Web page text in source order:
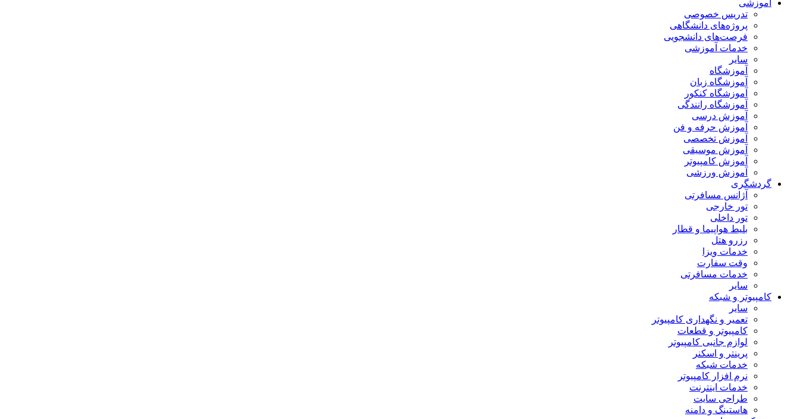
آموزشی
تدریس خصوصی
پروژه‌های دانشگاهی
فرصت‌های دانشجویی
خدمات آموزشی
سایر
آموزشگاه
آموزشگاه زبان
آموزشگاه کنکور
آموزشگاه رانندگی
آموزش درسی
آموزش حرفه و فن
آموزش تخصصی
آموزش موسیقی
آموزش کامپیوتر
آموزش ورزشی
گردشگری
آژانس مسافرتی
تور خارجی
تور داخلی
بلیط هواپیما و قطار
رزرو هتل
خدمات ویزا
وقت سفارت
خدمات مسافرتی
سایر
کامپیوتر و شبکه
سایر
تعمیر و نگهداری کامپیوتر
کامپیوتر و قطعات
لوازم جانبی کامپیوتر
پرینتر و اسکنر
خدمات شبکه
نرم افزار کامپیوتر
خدمات اینترنت
طراحی سایت
هاستینگ و دامنه